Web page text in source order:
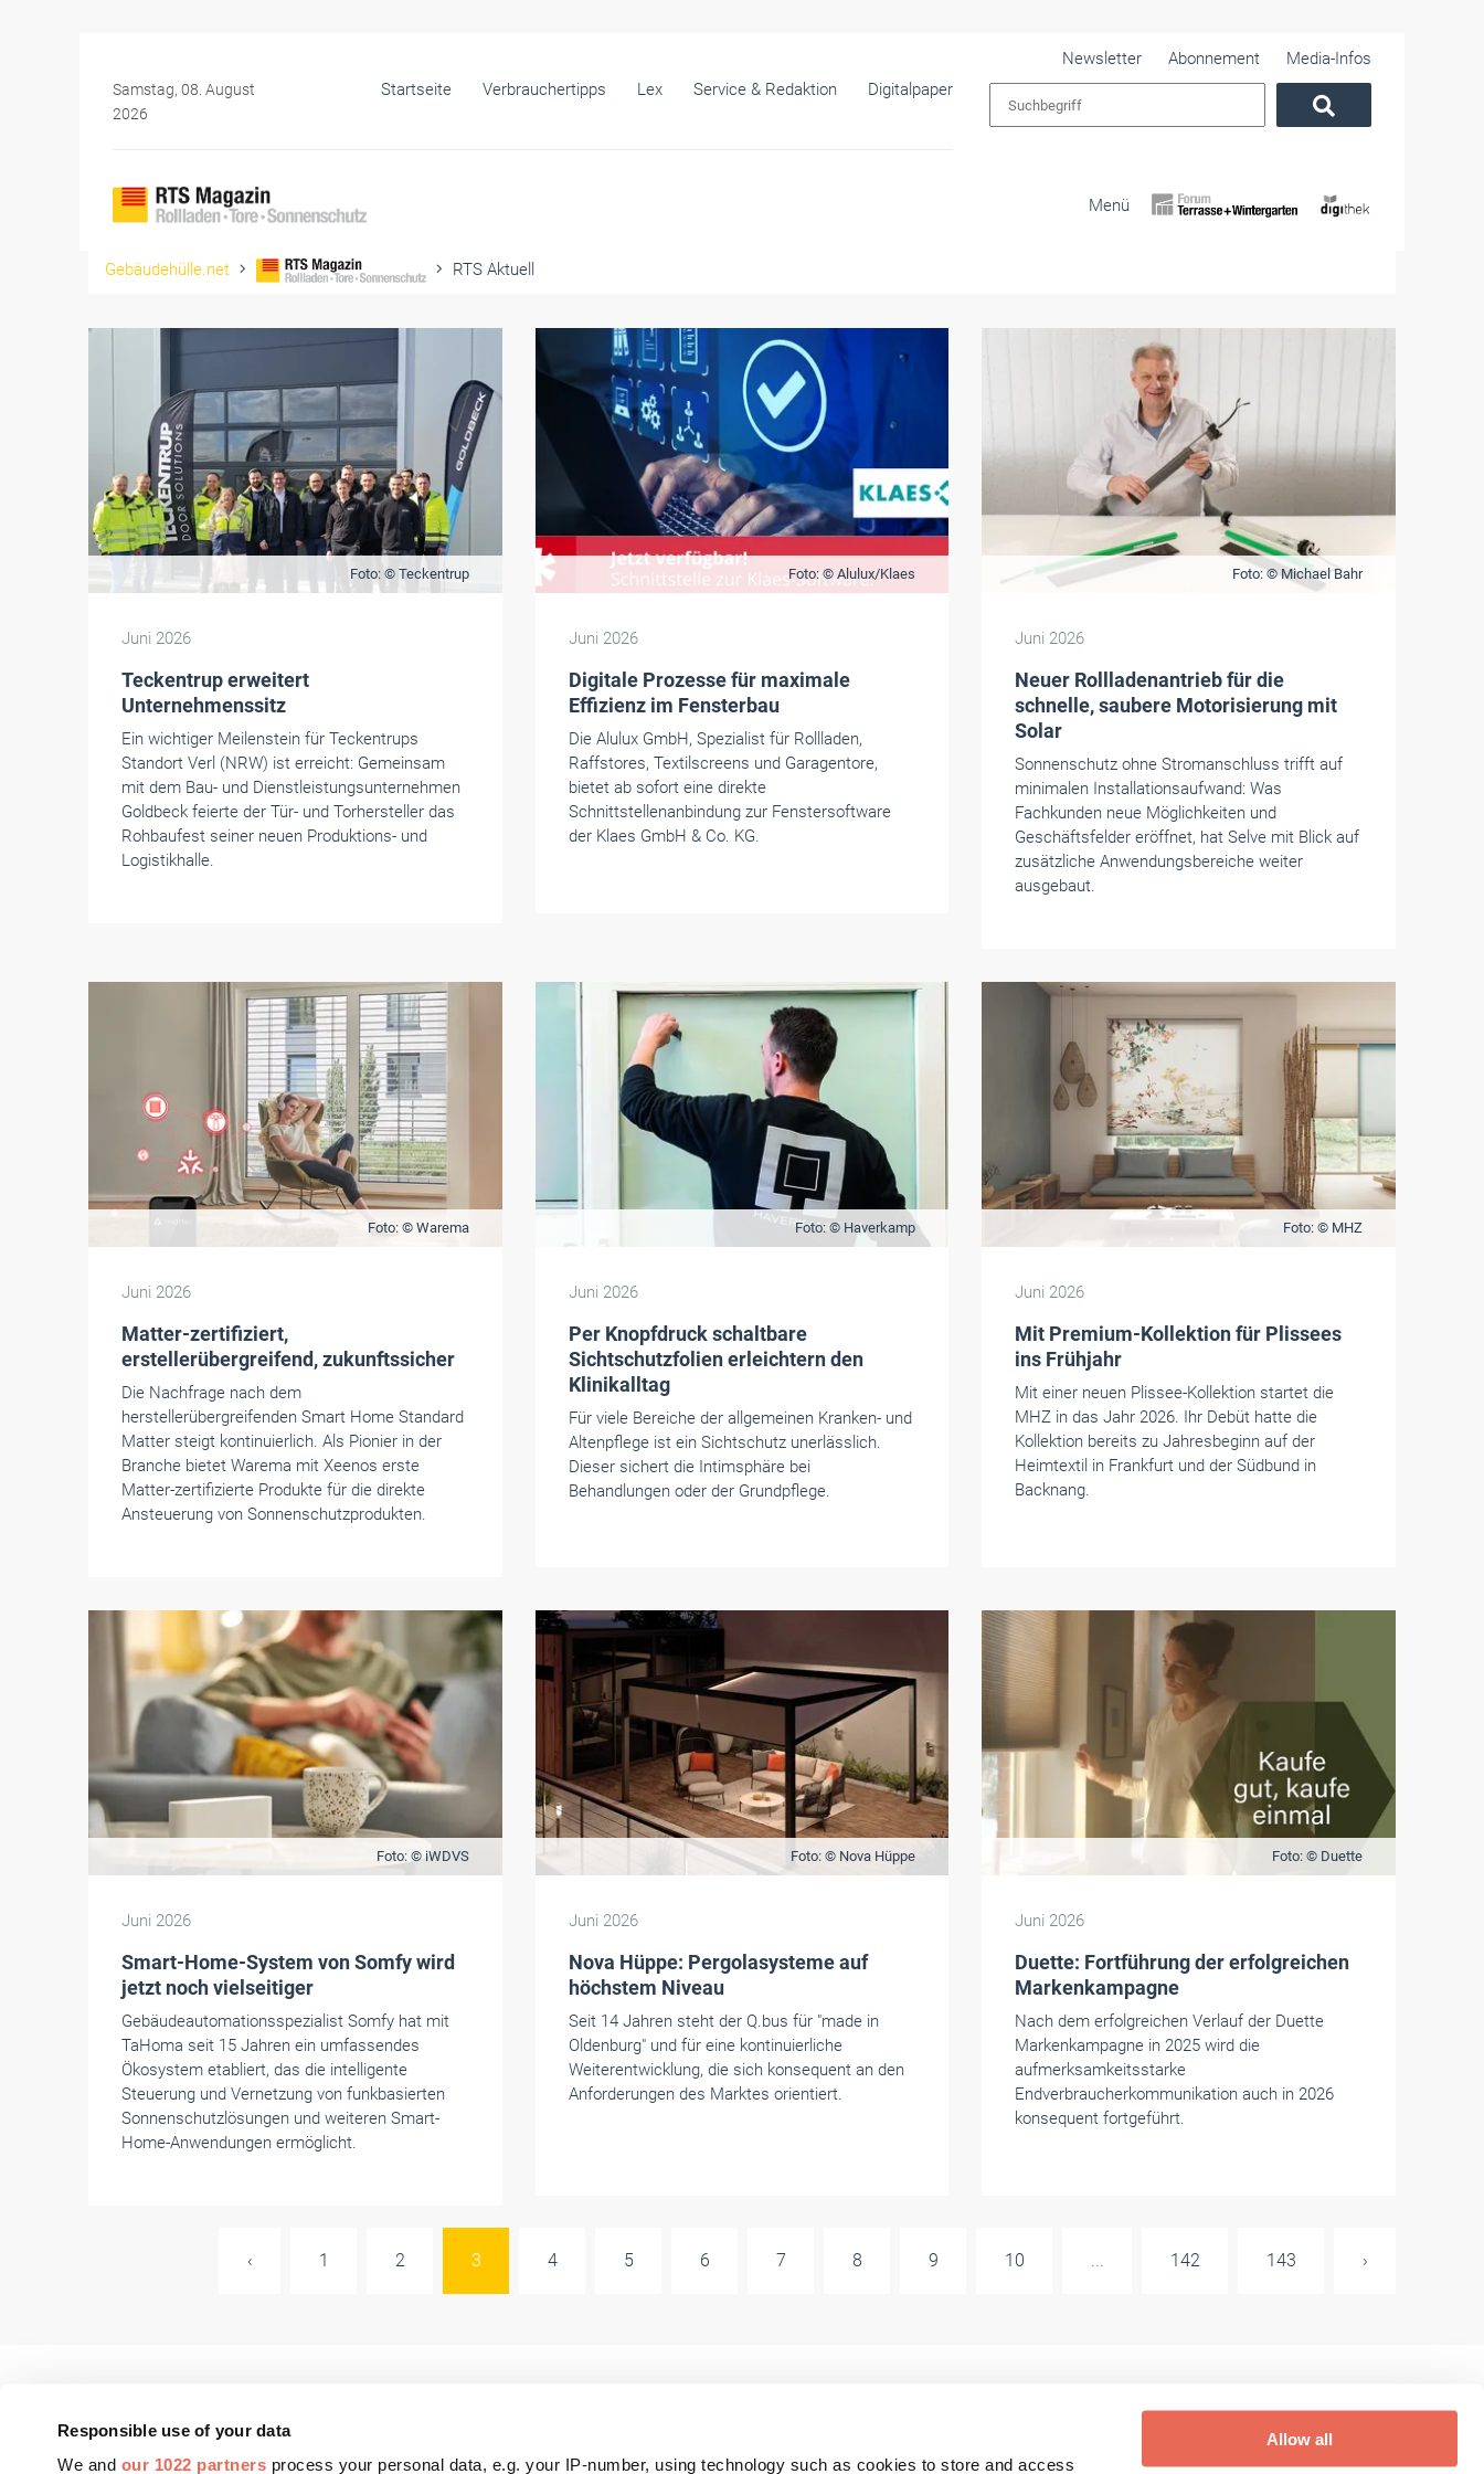
Responsible use of your data
We and our 1022 partners process your personal data, e.g. your IP-number, using technology such as cookies to store and access
Allow all
Samstag, 08. August
2026
Startseite Verbrauchertipps Lex Service & Redaktion Digitalpaper
Newsletter Abonnement Media-Infos
Menü
Gebäudehülle.net RTS Aktuell
Foto: © Teckentrup
Juni 2026
Teckentrup erweitert
Unternehmenssitz
Ein wichtiger Meilenstein für Teckentrups
Standort Verl (NRW) ist erreicht: Gemeinsam
mit dem Bau- und Dienstleistungsunternehmen
Goldbeck feierte der Tür- und Torhersteller das
Rohbaufest seiner neuen Produktions- und
Logistikhalle.
Foto: © Alulux/Klaes
Juni 2026
Digitale Prozesse für maximale
Effizienz im Fensterbau
Die Alulux GmbH, Spezialist für Rollladen,
Raffstores, Textilscreens und Garagentore,
bietet ab sofort eine direkte
Schnittstellenanbindung zur Fenstersoftware
der Klaes GmbH & Co. KG.
Foto: © Michael Bahr
Juni 2026
Neuer Rollladenantrieb für die
schnelle, saubere Motorisierung mit
Solar
Sonnenschutz ohne Stromanschluss trifft auf
minimalen Installationsaufwand: Was
Fachkunden neue Möglichkeiten und
Geschäftsfelder eröffnet, hat Selve mit Blick auf
zusätzliche Anwendungsbereiche weiter
ausgebaut.
Foto: © Warema
Juni 2026
Matter-zertifiziert,
erstellerübergreifend, zukunftssicher
Die Nachfrage nach dem
herstellerübergreifenden Smart Home Standard
Matter steigt kontinuierlich. Als Pionier in der
Branche bietet Warema mit Xeenos erste
Matter-zertifizierte Produkte für die direkte
Ansteuerung von Sonnenschutzprodukten.
Foto: © Haverkamp
Juni 2026
Per Knopfdruck schaltbare
Sichtschutzfolien erleichtern den
Klinikalltag
Für viele Bereiche der allgemeinen Kranken- und
Altenpflege ist ein Sichtschutz unerlässlich.
Dieser sichert die Intimsphäre bei
Behandlungen oder der Grundpflege.
Foto: © MHZ
Juni 2026
Mit Premium-Kollektion für Plissees
ins Frühjahr
Mit einer neuen Plissee-Kollektion startet die
MHZ in das Jahr 2026. Ihr Debüt hatte die
Kollektion bereits zu Jahresbeginn auf der
Heimtextil in Frankfurt und der Südbund in
Backnang.
Foto: © iWDVS
Juni 2026
Smart-Home-System von Somfy wird
jetzt noch vielseitiger
Gebäudeautomationsspezialist Somfy hat mit
TaHoma seit 15 Jahren ein umfassendes
Ökosystem etabliert, das die intelligente
Steuerung und Vernetzung von funkbasierten
Sonnenschutzlösungen und weiteren Smart-
Home-Anwendungen ermöglicht.
Foto: © Nova Hüppe
Juni 2026
Nova Hüppe: Pergolasysteme auf
höchstem Niveau
Seit 14 Jahren steht der Q.bus für "made in
Oldenburg" und für eine kontinuierliche
Weiterentwicklung, die sich konsequent an den
Anforderungen des Marktes orientiert.
Foto: © Duette
Juni 2026
Duette: Fortführung der erfolgreichen
Markenkampagne
Nach dem erfolgreichen Verlauf der Duette
Markenkampagne in 2025 wird die
aufmerksamkeitsstarke
Endverbraucherkommunikation auch in 2026
konsequent fortgeführt.
‹ 1 2 3 4 5 6 7 8 9 10 ... 142 143 ›